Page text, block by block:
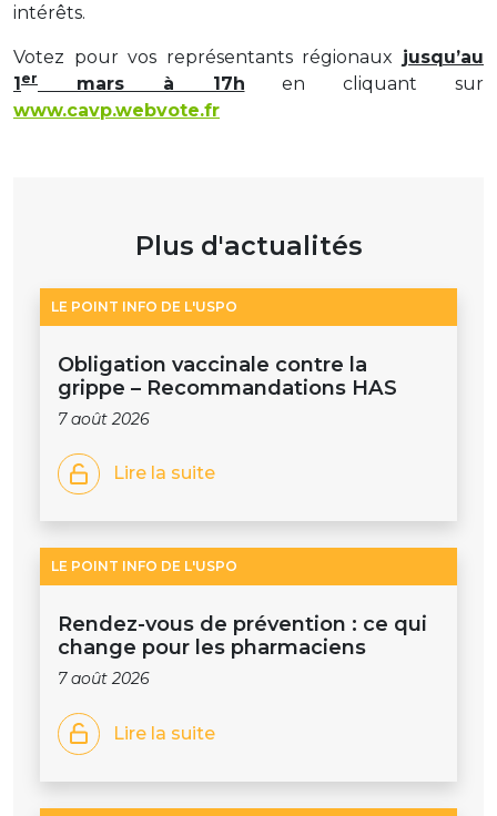
intérêts.
Votez pour vos représentants régionaux jusqu’au
1er mars à 17h en cliquant sur
www.cavp.webvote.fr
Plus d'actualités
LE POINT INFO DE L'USPO
Obligation vaccinale contre la
grippe – Recommandations HAS
7 août 2026
Lire la suite
LE POINT INFO DE L'USPO
Rendez-vous de prévention : ce qui
change pour les pharmaciens
7 août 2026
Lire la suite